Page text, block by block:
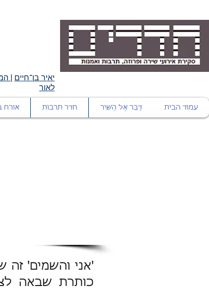
יאיר בן־חיים
לאור
עמוד הבית דַּבֵּר אֶל הַשִּׁיר חדר תרבות אורח
'אני והשמים'
כותרת שבאה